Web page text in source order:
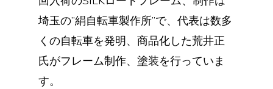
埼玉の”絹自転車製作所”で、代表は数多
くの自転車を発明、商品化した荒井正
氏がフレーム制作、塗装を行っていま
す。